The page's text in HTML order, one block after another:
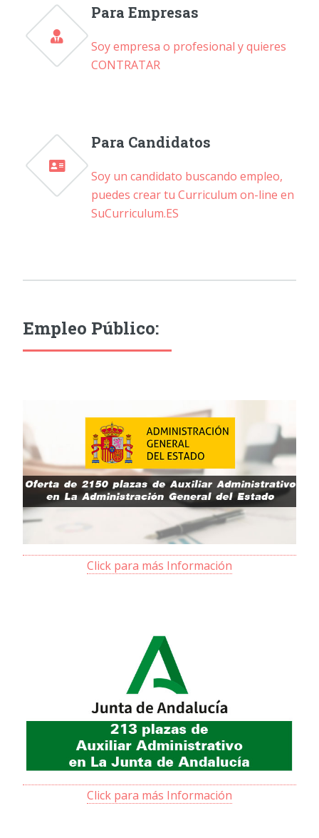
Para Empresas
Soy empresa o profesional y quieres
CONTRATAR
Para Candidatos
Soy un candidato buscando empleo,
puedes crear tu Curriculum on-line en
SuCurriculum.ES
Empleo Público:
Click para más Información
Click para más Información